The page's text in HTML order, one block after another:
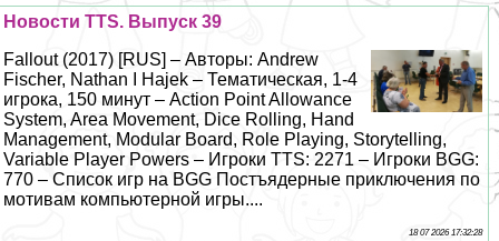
Новости TTS. Выпуск 39
Fallout (2017) [RUS] – Авторы: Andrew
Fischer, Nathan I Hajek – Тематическая, 1-4
игрока, 150 минут – Action Point Allowance
System, Area Movement, Dice Rolling, Hand
Management, Modular Board, Role Playing, Storytelling,
Variable Player Powers – Игроки TTS: 2271 – Игроки BGG:
770 – Список игр на BGG Постъядерные приключения по
мотивам компьютерной игры....
18 07 2026 17:32:28